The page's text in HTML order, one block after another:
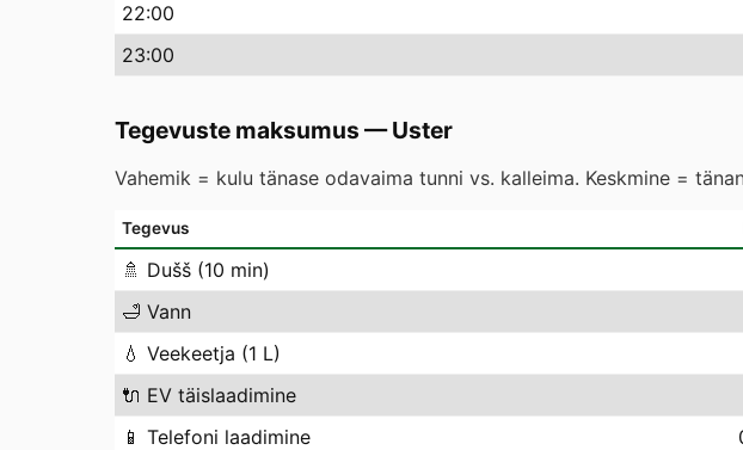
22:00
23:00
Tegevuste maksumus —Uster
Vahemik = kulu tänase odavaima tunni vs. kalleima. Keskmine =
Tegevus
🚿 Dušš (10 min)
🛁 Vann
💧 Veekeetja (1 L)
🔌 EV täislaadimine
📱 Telefoni laadimine